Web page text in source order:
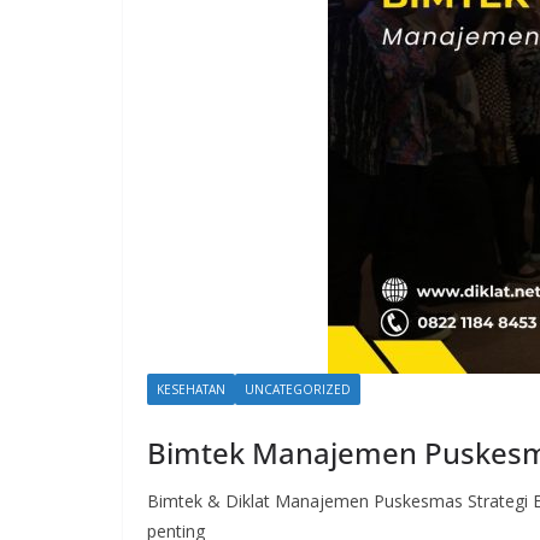
KESEHATAN UNCATEGORIZED
Bimtek Manajemen
Bimtek & Diklat Manajemen Puskesmas Strategi
penting